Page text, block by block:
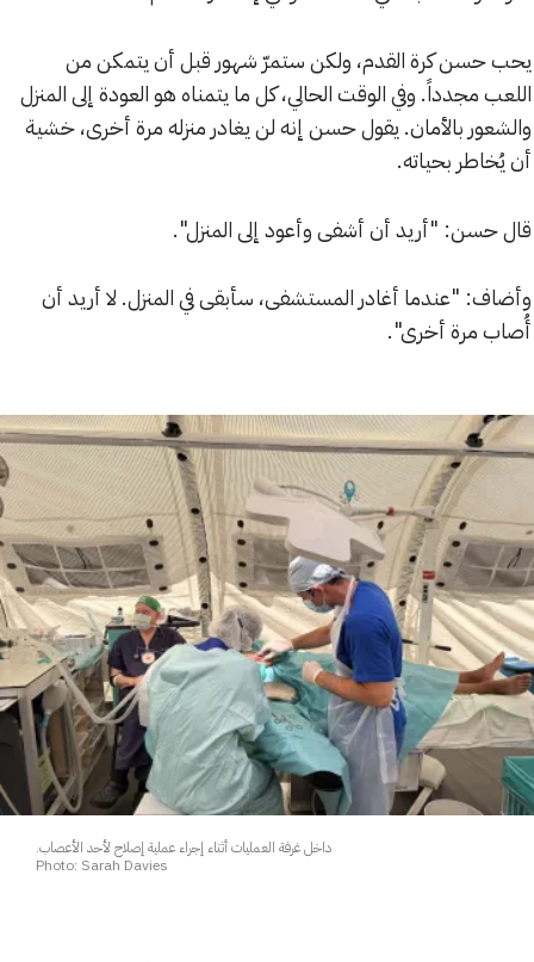
يحب حسن كرة القدم، ولكن ستمرّ شهور قبل أن يتمكن من
اللعب مجدداً. وفي الوقت الحالي، كل ما يتمناه هو العودة إلى المنزل
والشعور بالأمان. يقول حسن إنه لن يغادر منزله مرة أخرى، خشية
أن يُخاطر بحياته.
قال حسن: "أريد أن أشفى وأعود إلى المنزل".
وأضاف: "عندما أغادر المستشفى، سأبقى في المنزل. لا أريد أن
أُصاب مرة أخرى".
داخل غرفة العمليات أثناء إجراء عملية إصلاح لأحد الأعصاب.
Photo: Sarah Davies